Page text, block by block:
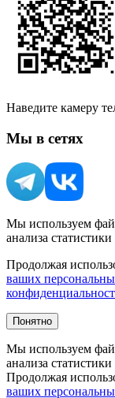
Наведите камеру
Мы в сетях
Мы используем
анализа
Продолжая
ваших
Понятно
Мы используем
анализа
Продолжая
ваших